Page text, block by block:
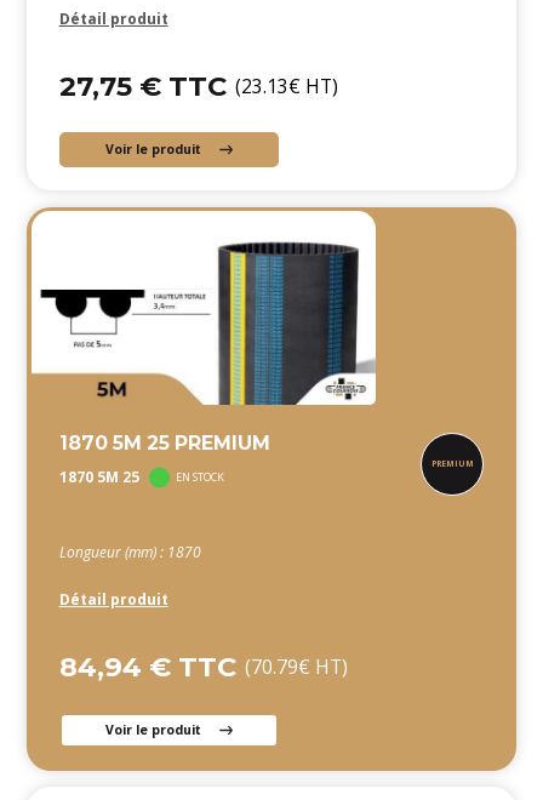
Détail produit
27,75 € TTC (23.13€ HT)
Voir le produit
1870 5M 25 PREMIUM
1870 5M 25 EN STOCK
Longueur (mm) : 1870
Détail produit
84,94 € TTC (70.79€ HT)
Voir le produit